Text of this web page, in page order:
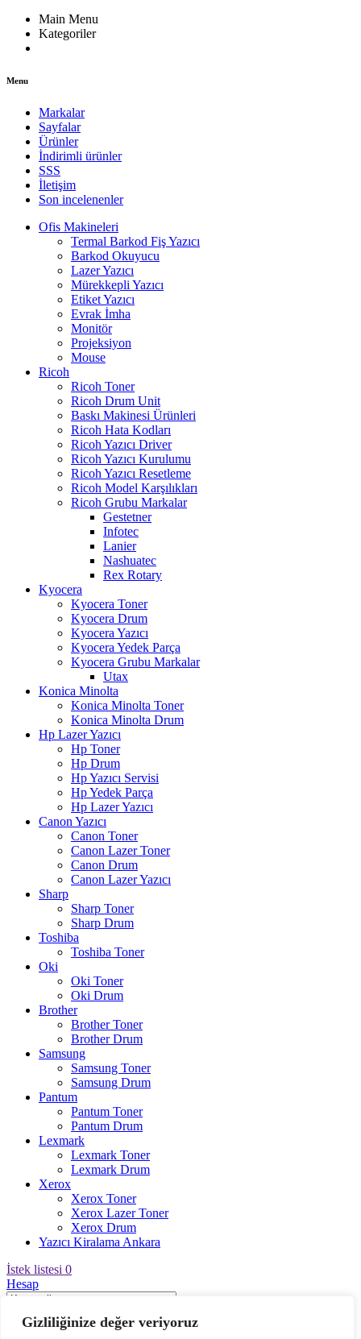
Gizliliğinize değer veriyoruz
Main Menu
Kategoriler
Menu
Markalar
Sayfalar
Ürünler
İndirimli ürünler
SSS
İletişim
Son incelenenler
Ofis Makineleri
Termal Barkod Fiş Yazıcı
Barkod Okuyucu
Lazer Yazıcı
Mürekkepli Yazıcı
Etiket Yazıcı
Evrak İmha
Monitör
Projeksiyon
Mouse
Ricoh
Ricoh Toner
Ricoh Drum Unit
Baskı Makinesi Ürünleri
Ricoh Hata Kodları
Ricoh Yazıcı Driver
Ricoh Yazıcı Kurulumu
Ricoh Yazıcı Resetleme
Ricoh Model Karşılıkları
Ricoh Grubu Markalar
Gestetner
Infotec
Lanier
Nashuatec
Rex Rotary
Kyocera
Kyocera Toner
Kyocera Drum
Kyocera Yazıcı
Kyocera Yedek Parça
Kyocera Grubu Markalar
Utax
Konica Minolta
Konica Minolta Toner
Konica Minolta Drum
Hp Lazer Yazıcı
Hp Toner
Hp Drum
Hp Yazıcı Servisi
Hp Yedek Parça
Hp Lazer Yazıcı
Canon Yazıcı
Canon Toner
Canon Lazer Toner
Canon Drum
Canon Lazer Yazıcı
Sharp
Sharp Toner
Sharp Drum
Toshiba
Toshiba Toner
Oki
Oki Toner
Oki Drum
Brother
Brother Toner
Brother Drum
Samsung
Samsung Toner
Samsung Drum
Pantum
Pantum Toner
Pantum Drum
Lexmark
Lexmark Toner
Lexmark Drum
Xerox
Xerox Toner
Xerox Lazer Toner
Xerox Drum
Yazıcı Kiralama Ankara
İstek listesi 0
Hesap